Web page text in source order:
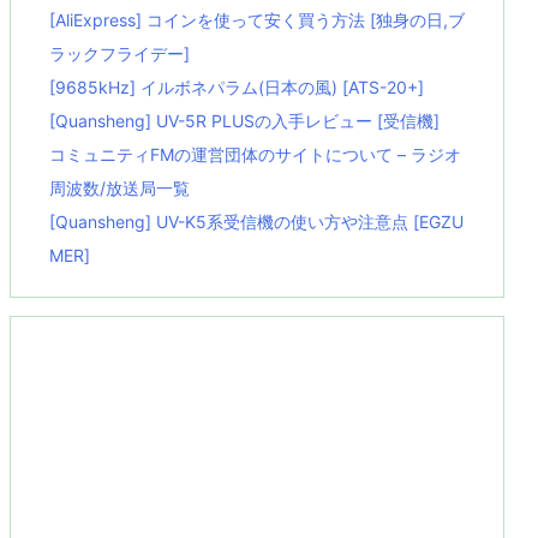
[AliExpress] コインを使って安く買う方法 [独身の日,ブ
ラックフライデー]
[9685kHz] イルボネパラム(日本の風) [ATS-20+]
[Quansheng] UV-5R PLUSの入手レビュー [受信機]
コミュニティFMの運営団体のサイトについて – ラジオ
周波数/放送局一覧
[Quansheng] UV-K5系受信機の使い方や注意点 [EGZU
MER]